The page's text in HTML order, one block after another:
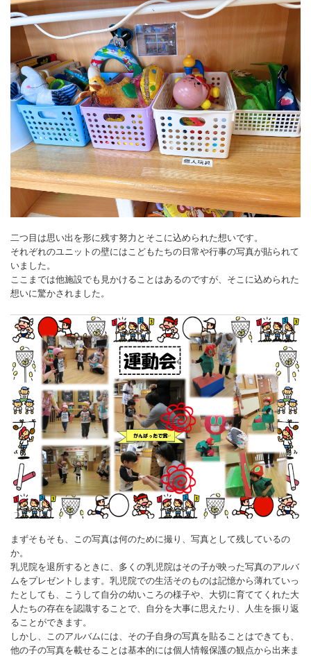
二つ目は思い出を形に残す努力とそこに込められた想いです。
それぞれのユニットの壁にはこどもたちの日常や行事の写真が貼られて
いました。
ここまでは他施設でも見かけることはあるのですが、そこに込められた
想いに驚かされました。
まずそもそも、この写真は何のために撮り、写真として残しているの
か。
乳児院を退所するときに、多くの乳児院はその子が映った写真のアルバ
ムをプレゼントします。乳児院での生活そのものは記憶から薄れていっ
たとしても、こうして自分の幼いころの様子や、大切に育ててくれた大
人たちの存在を認識することで、自分を大事に思えたり、人生を振り返
ることができます。
しかし、このアルバムには、その子自身の写真を貼ることはできても、
他の子の写真を載せることは基本的には個人情報保護の観点から出来ま